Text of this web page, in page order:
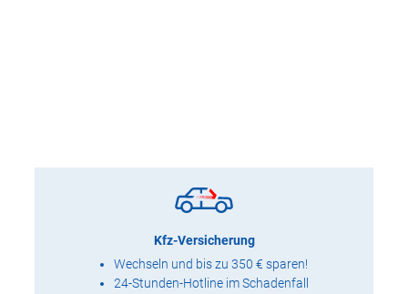
Kfz-Versicherung
Wechseln und bis zu 350 € sparen!
24-Stunden-Hotline im Schadenfall